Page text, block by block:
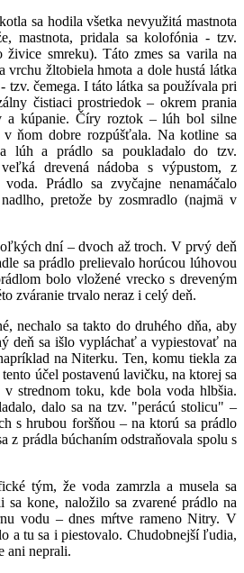
sa hodila všetka nevyužitá mastnota
mastnota, pridala sa kolofónia - tzv.
živice smreku). Táto zmes sa varila na
vrchu žltobiela hmota a dole hustá látka
tzv. čemega. I táto látka sa používala pri
čistiaci prostriedok – okrem prania
a kúpanie. Číry roztok – lúh bol silne
v ňom dobre rozpúšťala. Na kotline sa
lúh a prádlo sa poukladalo do tzv.
drevená nádoba s výpustom, z
Prádlo sa zvyčajne nenamáčalo
pretože by zosmradlo (najmä v
dní – dvoch až troch. V prvý deň
sa prádlo prelievalo horúcou lúhovou
bolo vložené vrecko s dreveným
zváranie trvalo neraz i celý deň.
nechalo sa takto do druhého dňa, aby
deň sa išlo vypláchať a vypiestovať na
na Niterku. Ten, komu tiekla za
účel postavenú lavičku, na ktorej sa
strednom toku, kde bola voda hlbšia.
dalo sa na tzv. "perácú stolicu" –
s hrubou foršňou – na ktorú sa prádlo
z prádla búchaním odstraňovala spolu s
tým, že voda zamrzla a musela sa
sa kone, naložilo sa zvarené prádlo na
vodu – dnes mŕtve rameno Nitry. V
a tu sa i piestovalo. Chudobnejší ľudia,
ani neprali.